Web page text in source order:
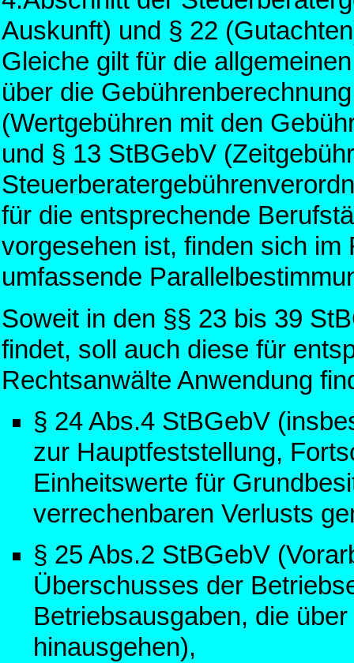
Auskunft) und § 22
Gleiche gilt für die
über die
(Wertgebühren mit den
und § 13 StBGebV
für die entsprechende
vorgesehen ist, finden sich im
umfassende
Soweit in den §§ 23 bis 39
findet, soll auch diese für
Rechtsanwälte Anwendung
§ 24 Abs.4 StBGebV
zur Hauptfeststellung,
Einheitswerte für
verrechenbaren Verlusts
§ 25 Abs.2 StBGebV
Überschusses der
Betriebsausgaben, die
hinausgehen),